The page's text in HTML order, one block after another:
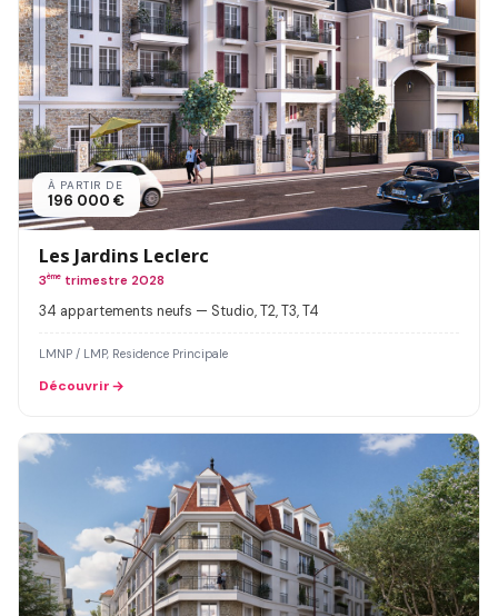
À PARTIR DE
196 000 €
Les Jardins Leclerc
3ème trimestre 2028
34 appartements neufs — Studio, T2, T3, T4
LMNP / LMP, Residence Principale
Découvrir